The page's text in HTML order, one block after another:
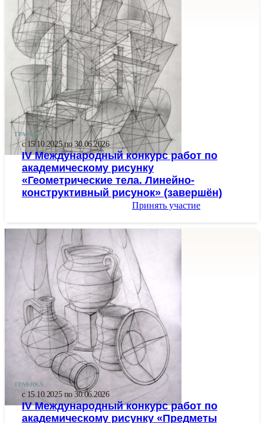
ГРАФИКА
с 15.10.2025 по 30.06.2026
IV Международный конкурс работ по
академическому рисунку
«Геометрические тела. Линейно-
конструктивный рисунок» (завершён)
Принять участие
ГРАФИКА
с 15.10.2025 по 30.06.2026
IV Международный конкурс работ по
академическому рисунку «Предметы